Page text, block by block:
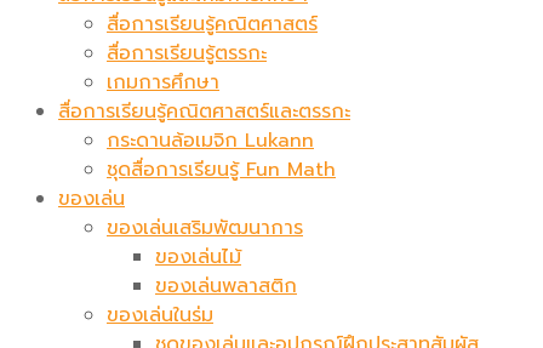
สื่อการเรียนรู้คณิตศาสตร์
สื่อการเรียนรู้ตรรกะ
เกมการศึกษา
สื่อการเรียนรู้คณิตศาสตร์และตรรกะ
กระดานล้อเมจิก​ Lukann
ชุดสื่อการเรียนรู้ Fun Math
ของเล่น
ของเล่นเสริมพัฒนาการ
ของเล่นไม้
ของเล่นพลาสติก
ของเล่นในร่ม